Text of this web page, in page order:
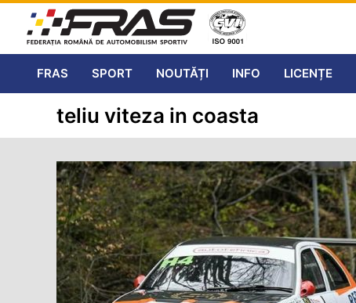
FRAS SPORT NOUTĂȚI INFO LICENȚE
teliu viteza in coasta